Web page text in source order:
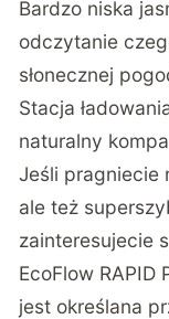
Bardzo niska
odczytanie
słonecznej
Stacja
naturalny
Jeśli pragniecie
ale też
zainteresujecie
EcoFlow RAPID
jest określana